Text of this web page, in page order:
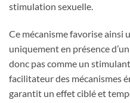
stimulation sexuelle.
Ce mécanisme favorise ainsi
uniquement en présence
donc pas comme un
facilitateur des mécanismes
garantit un effet ciblé et